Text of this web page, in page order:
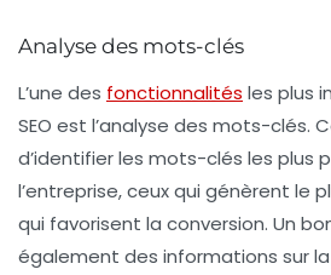
Analyse des mots-clés
L’une des fonctionnalités les plus
SEO est l’analyse des mots-clés.
d’identifier les mots-clés les plus
l’entreprise, ceux qui génèrent le
qui favorisent la conversion. Un
également des informations sur